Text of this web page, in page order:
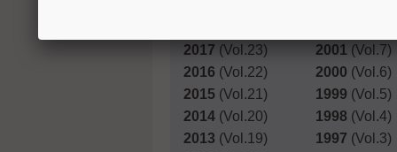
2017 (Vol.23)
2016 (Vol.22)
2015 (Vol.21)
2014 (Vol.20)
2013 (Vol.19)
2001 (Vol.7)
2000 (Vol.6)
1999 (Vol.5)
1998 (Vol.4)
1997 (Vol.3)